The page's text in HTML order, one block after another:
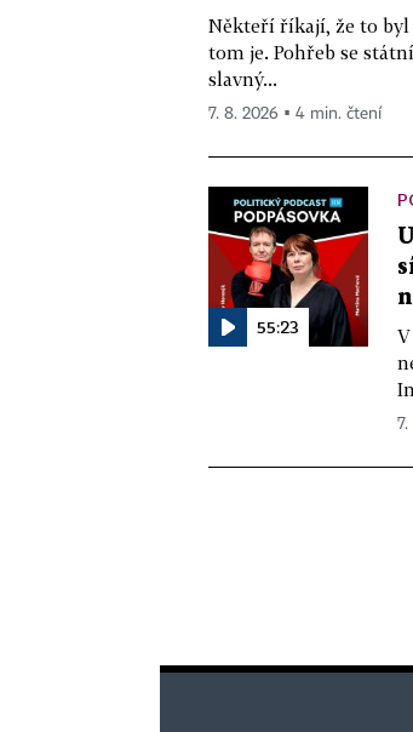
Někteří říkají, že to byl
tom je. Pohřeb se
slavný...
7. 8. 2026 ▪ 4 min. čtení
55:23
7.